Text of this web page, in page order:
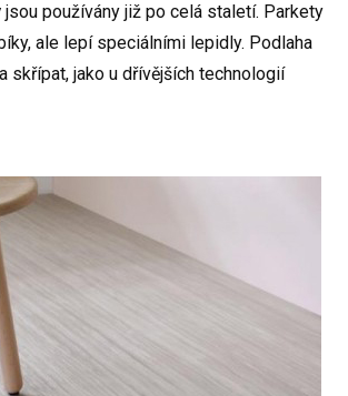
jsou používány již po celá staletí. Parkety
ale lepí speciálními lepidly. Podlaha
skřípat, jako u dřívějších technologií